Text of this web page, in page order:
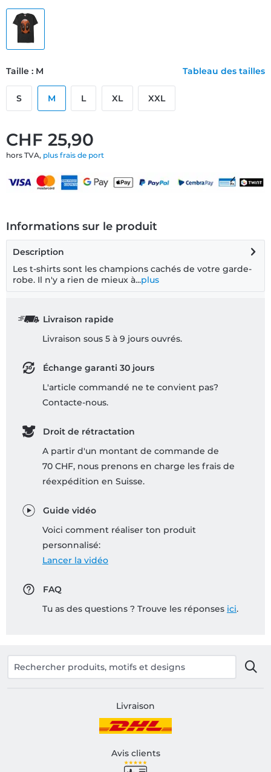
CHF 25,90
hors TVA, plus frais de port
Taille : M Tableau des tailles
S M L XL XXL
Informations sur le produit
Description
Les t-shirts sont les champions cachés de votre garde-
robe. Il n'y a rien de mieux à...plus
Livraison rapide
Livraison sous 5 à 9 jours ouvrés.
Échange garanti 30 jours
L'article commandé ne te convient pas?
Contacte-nous.
Droit de rétractation
A partir d'un montant de commande de
70 CHF, nous prenons en charge les frais de
réexpédition en Suisse.
Guide vidéo
Voici comment réaliser ton produit
personnalisé:
Lancer la vidéo
FAQ
Tu as des questions ? Trouve les réponses ici.
Livraison
Avis clients